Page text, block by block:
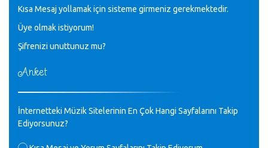
♪
GEÇMİŞ OLSUN TÜRKİYE!
Mavi Nota - 07.02.2023
♪
30 yıl sonra karşılaşmak çok güzel Kurtuluş, teveccüh
M.Semih Baylan - 08.01.2023
Değerli Müfit hocama en içten sevgi saygılarımı iletin
Kısa Mesaj yollamak için sisteme girmeniz gerekmektedir.
Üye olmak istiyorum!
Şifrenizi unuttunuz mu?
Anket
İnternetteki Müzik Sitelerinin En Çok Hangi Sayfalarını Takip
Ediyorsunuz?